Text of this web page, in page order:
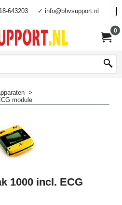
643203 ✓ info@bhvsupport.nl
0
>
module
1000 incl. ECG